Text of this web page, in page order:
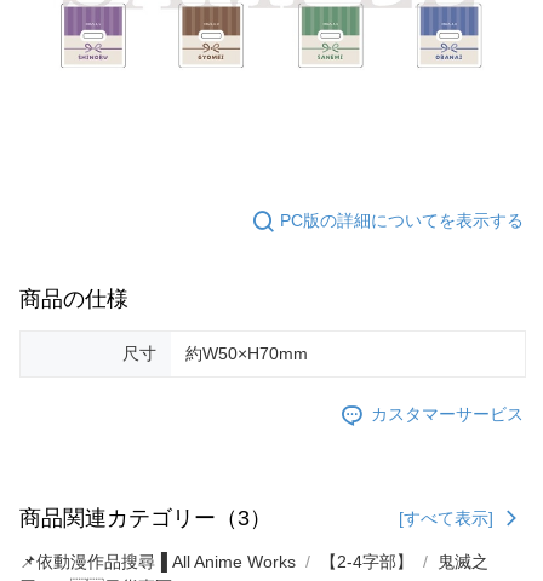
PC版の詳細についてを表示する
商品の仕様
尺寸 約W50×H70mm
カスタマーサービス
商品関連カテゴリー（3） [すべて表示]
📌依動漫作品搜尋▐ All Anime Works 【2-4字部】
鬼滅之